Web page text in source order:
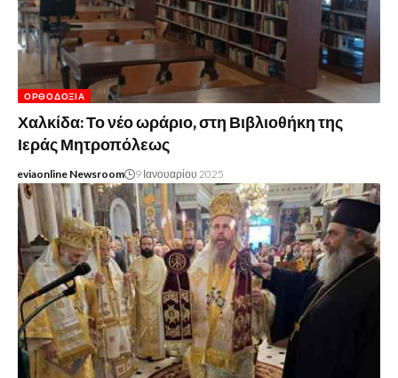
ΟΡΘΟΔΟΞΊΑ
Χαλκίδα: Το νέο ωράριο, στη Βιβλιοθήκη της
Ιεράς Μητροπόλεως
eviaonline Newsroom 9 Ιανουαρίου 2025